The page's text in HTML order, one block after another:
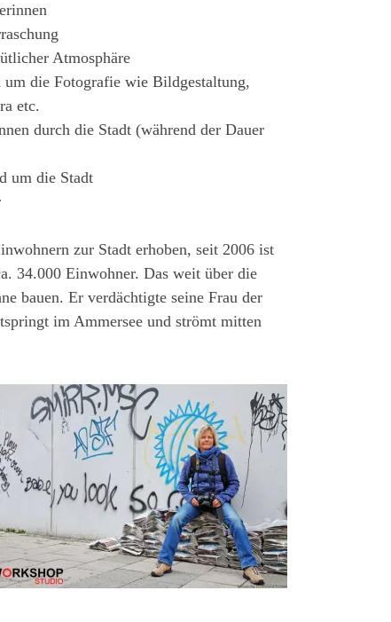
Atmosphäre
die Fotografie wie Bildgestaltung,
etc.
durch die Stadt (während der Dauer
um die Stadt
zur Stadt erhoben, seit 2006 ist
34.000 Einwohner. Das weit über die
bauen. Er verdächtigte seine Frau der
im Ammersee und strömt mitten